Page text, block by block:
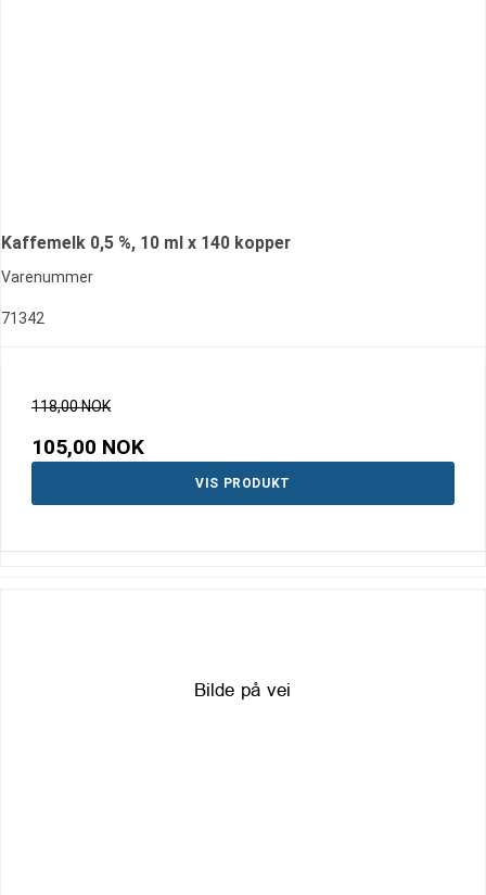
Kaffemelk 0,5 %, 10 ml x 140 kopper
Varenummer
71342
118,00 NOK
105,00 NOK
VIS PRODUKT